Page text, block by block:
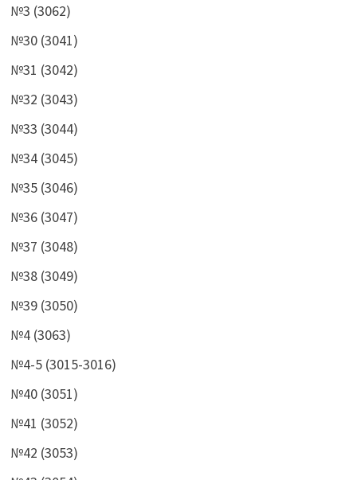
№3 (3062)
№30 (3041)
№31 (3042)
№32 (3043)
№33 (3044)
№34 (3045)
№35 (3046)
№36 (3047)
№37 (3048)
№38 (3049)
№39 (3050)
№4 (3063)
№4-5 (3015-3016)
№40 (3051)
№41 (3052)
№42 (3053)